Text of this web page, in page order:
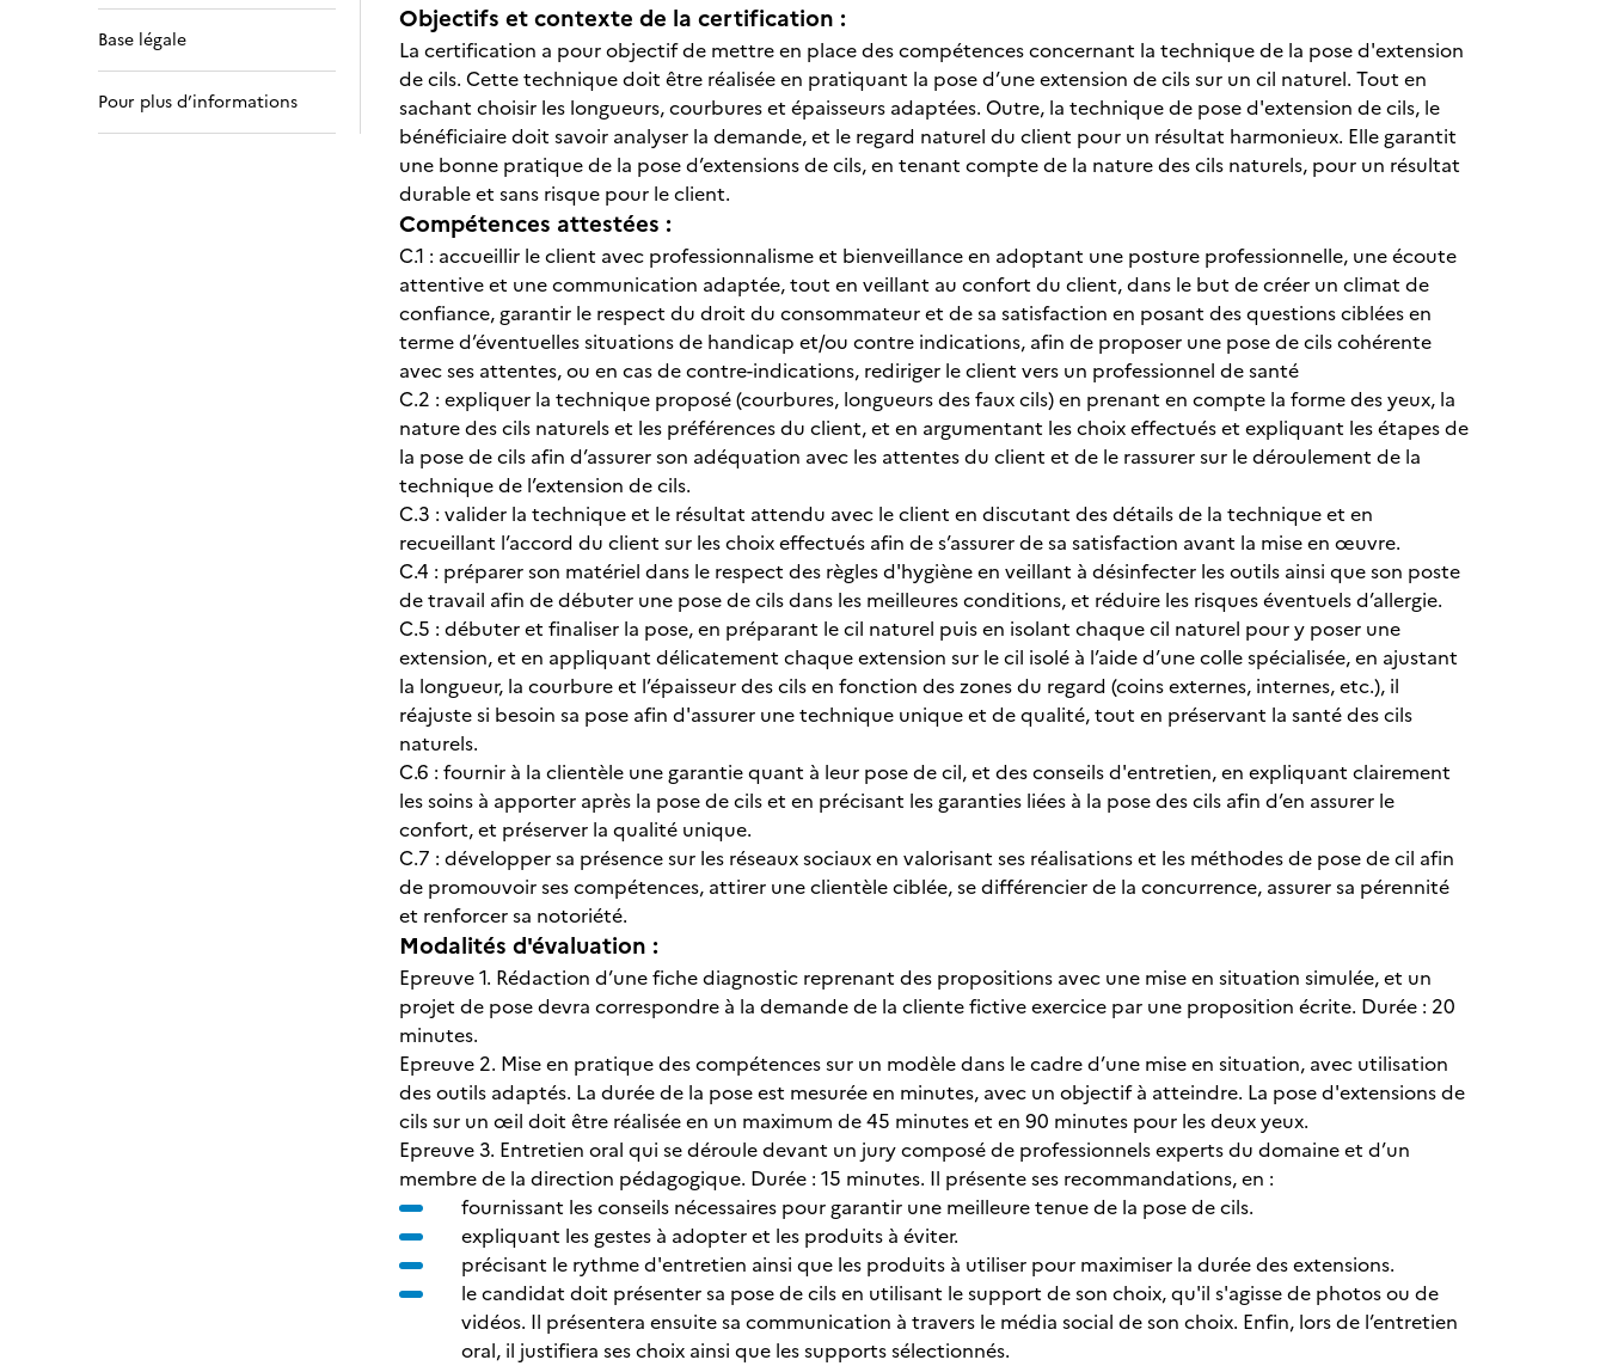
Base légale
Pour plus d’informations
Objectifs et contexte de la certification :
La certification a pour objectif de mettre en place des compétences concernant la technique de la pose d'extension
de cils. Cette technique doit être réalisée en pratiquant la pose d’une extension de cils sur un cil naturel. Tout en
sachant choisir les longueurs, courbures et épaisseurs adaptées. Outre, la technique de pose d'extension de cils, le
bénéficiaire doit savoir analyser la demande, et le regard naturel du client pour un résultat harmonieux. Elle garantit
une bonne pratique de la pose d’extensions de cils, en tenant compte de la nature des cils naturels, pour un résultat
durable et sans risque pour le client.
Compétences attestées :
C.1 : accueillir le client avec professionnalisme et bienveillance en adoptant une posture professionnelle, une écoute
attentive et une communication adaptée, tout en veillant au confort du client, dans le but de créer un climat de
confiance, garantir le respect du droit du consommateur et de sa satisfaction en posant des questions ciblées en
terme d’éventuelles situations de handicap et/ou contre indications, afin de proposer une pose de cils cohérente
avec ses attentes, ou en cas de contre-indications, rediriger le client vers un professionnel de santé
C.2 : expliquer la technique proposé (courbures, longueurs des faux cils) en prenant en compte la forme des yeux, la
nature des cils naturels et les préférences du client, et en argumentant les choix effectués et expliquant les étapes de
la pose de cils afin d’assurer son adéquation avec les attentes du client et de le rassurer sur le déroulement de la
technique de l’extension de cils.
C.3 : valider la technique et le résultat attendu avec le client en discutant des détails de la technique et en
recueillant l’accord du client sur les choix effectués afin de s’assurer de sa satisfaction avant la mise en œuvre.
C.4 : préparer son matériel dans le respect des règles d'hygiène en veillant à désinfecter les outils ainsi que son poste
de travail afin de débuter une pose de cils dans les meilleures conditions, et réduire les risques éventuels d’allergie.
C.5 : débuter et finaliser la pose, en préparant le cil naturel puis en isolant chaque cil naturel pour y poser une
extension, et en appliquant délicatement chaque extension sur le cil isolé à l’aide d’une colle spécialisée, en ajustant
la longueur, la courbure et l’épaisseur des cils en fonction des zones du regard (coins externes, internes, etc.), il
réajuste si besoin sa pose afin d'assurer une technique unique et de qualité, tout en préservant la santé des cils
naturels.
C.6 : fournir à la clientèle une garantie quant à leur pose de cil, et des conseils d'entretien, en expliquant clairement
les soins à apporter après la pose de cils et en précisant les garanties liées à la pose des cils afin d’en assurer le
confort, et préserver la qualité unique.
C.7 : développer sa présence sur les réseaux sociaux en valorisant ses réalisations et les méthodes de pose de cil afin
de promouvoir ses compétences, attirer une clientèle ciblée, se différencier de la concurrence, assurer sa pérennité
et renforcer sa notoriété.
Modalités d'évaluation :
Epreuve 1. Rédaction d’une fiche diagnostic reprenant des propositions avec une mise en situation simulée, et un
projet de pose devra correspondre à la demande de la cliente fictive exercice par une proposition écrite. Durée : 20
minutes.
Epreuve 2. Mise en pratique des compétences sur un modèle dans le cadre d’une mise en situation, avec utilisation
des outils adaptés. La durée de la pose est mesurée en minutes, avec un objectif à atteindre. La pose d'extensions de
cils sur un œil doit être réalisée en un maximum de 45 minutes et en 90 minutes pour les deux yeux.
Epreuve 3. Entretien oral qui se déroule devant un jury composé de professionnels experts du domaine et d’un
membre de la direction pédagogique. Durée : 15 minutes. Il présente ses recommandations, en :
fournissant les conseils nécessaires pour garantir une meilleure tenue de la pose de cils.
expliquant les gestes à adopter et les produits à éviter.
précisant le rythme d'entretien ainsi que les produits à utiliser pour maximiser la durée des extensions.
le candidat doit présenter sa pose de cils en utilisant le support de son choix, qu'il s'agisse de photos ou de
vidéos. Il présentera ensuite sa communication à travers le média social de son choix. Enfin, lors de l’entretien
oral, il justifiera ses choix ainsi que les supports sélectionnés.